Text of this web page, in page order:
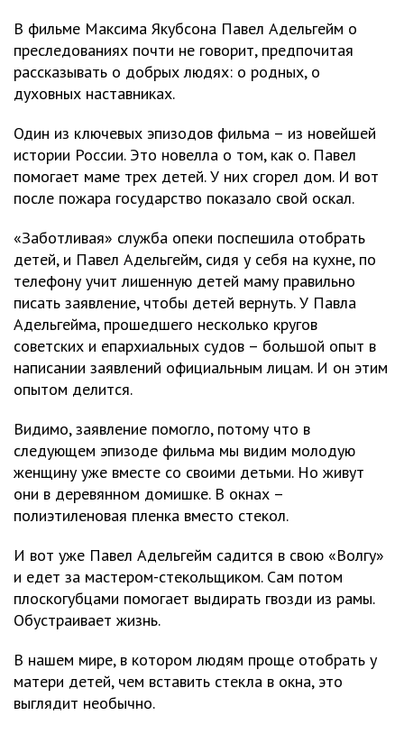
В фильме Максима Якубсона Павел Адельгейм о
преследованиях почти не говорит, предпочитая
рассказывать о добрых людях: о родных, о
духовных наставниках.
Один из ключевых эпизодов фильма – из новейшей
истории России. Это новелла о том, как о. Павел
помогает маме трех детей. У них сгорел дом. И вот
после пожара государство показало свой оскал.
«Заботливая» служба опеки поспешила отобрать
детей, и Павел Адельгейм, сидя у себя на кухне, по
телефону учит лишенную детей маму правильно
писать заявление, чтобы детей вернуть. У Павла
Адельгейма, прошедшего несколько кругов
советских и епархиальных судов – большой опыт в
написании заявлений официальным лицам. И он этим
опытом делится.
Видимо, заявление помогло, потому что в
следующем эпизоде фильма мы видим молодую
женщину уже вместе со своими детьми. Но живут
они в деревянном домишке. В окнах –
полиэтиленовая пленка вместо стекол.
И вот уже Павел Адельгейм садится в свою «Волгу»
и едет за мастером-стекольщиком. Сам потом
плоскогубцами помогает выдирать гвозди из рамы.
Обустраивает жизнь.
В нашем мире, в котором людям проще отобрать у
матери детей, чем вставить стекла в окна, это
выглядит необычно.